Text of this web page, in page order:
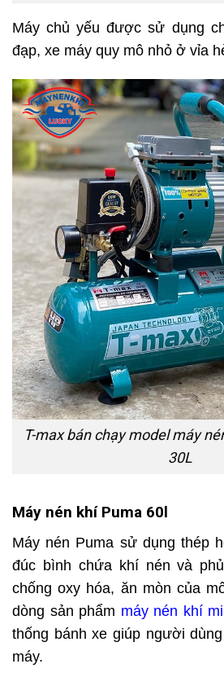
Máy chủ yếu được sử dụng
đạp, xe máy quy mô nhỏ ở vỉa
T-max bán chạy model máy
30L
Máy nén khí Puma 60l
Máy nén Puma sử dụng thép
đúc bình chứa khí nén và
chống oxy hóa, ăn mòn của
dòng sản phẩm máy nén khí
thống bánh xe giúp người
máy.